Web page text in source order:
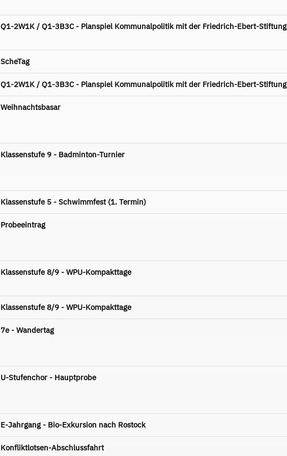
Q1-2W1K / Q1-3B3C - Planspiel Kommunalpolitik mit der Friedrich-Ebert-Stiftung
ScheTag
Q1-2W1K / Q1-3B3C - Planspiel Kommunalpolitik mit der Friedrich-Ebert-Stiftung
Weihnachtsbasar
Klassenstufe 9 - Badminton-Turnier
Klassenstufe 5 - Schwimmfest (1. Termin)
Probeeintrag
Klassenstufe 8/9 - WPU-Kompakttage
Klassenstufe 8/9 - WPU-Kompakttage
7e - Wandertag
U-Stufenchor - Hauptprobe
E-Jahrgang - Bio-Exkursion nach Rostock
Konfliktlotsen-Abschlussfahrt